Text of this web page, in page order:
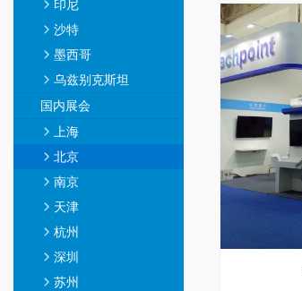
印尼
沙特
墨西哥
乌兹别克斯坦
国内展会
上海
北京
南京
天津
杭州
深圳
苏州